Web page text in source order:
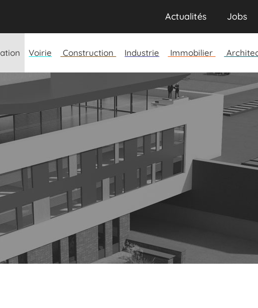
Actualités Jobs​
Voirie Construction Industrie Immobilier